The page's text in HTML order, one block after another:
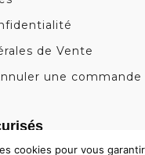
de Vente
une commande
cookies pour vous